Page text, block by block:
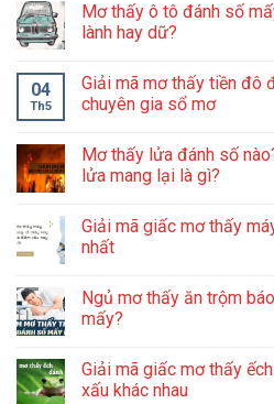
Mơ thấy ô tô đánh số
lành hay dữ?
04
Th5
Giải mã mơ thấy tiền đô
chuyên gia sổ mơ
Mơ thấy lửa đánh số
lửa mang lại là gì?
Giải mã giấc mơ thấy
nhất
Ngủ mơ thấy ăn trộm
mấy?
Giải mã giấc mơ thấy
xấu khác nhau